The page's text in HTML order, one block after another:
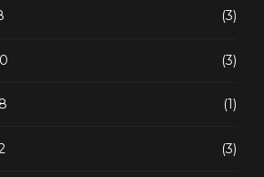
(3)
(3)
(1)
(3)